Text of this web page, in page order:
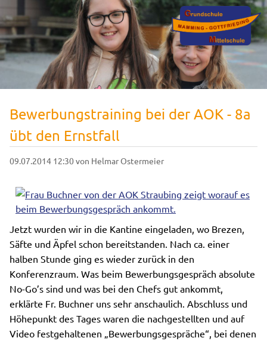
Bewerbungstraining bei der AOK - 8a
übt den Ernstfall
09.07.2014 12:30von Helmar Ostermeier
Jetzt wurden wir in die Kantine eingeladen, wo Brezen,
Säfte und Äpfel schon bereitstanden. Nach ca. einer
halben Stunde ging es wieder zurück in den
Konferenzraum. Was beim Bewerbungsgespräch absolute
No-Go’s sind und was bei den Chefs gut ankommt,
erklärte Fr. Buchner uns sehr anschaulich. Abschluss und
Höhepunkt des Tages waren die nachgestellten und auf
Video festgehaltenen „Bewerbungsgespräche“, bei denen